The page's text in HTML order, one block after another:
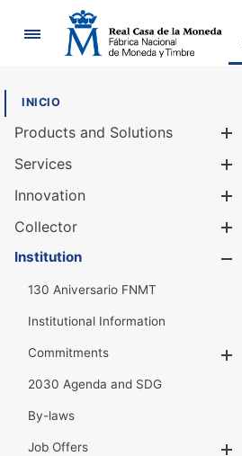
Navigation
INICIO
Products and Solutions
Services
Innovation
Collector
Institution
130 Aniversario FNMT
Institutional Information
Commitments
2030 Agenda and SDG
By-laws
Job Offers